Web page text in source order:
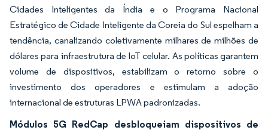
Cidades Inteligentes da Índia e o Programa Nacional
Estratégico de Cidade Inteligente da Coreia do Sul espelham a
tendência, canalizando coletivamente milhares de milhões de
dólares para infraestrutura de IoT celular. As políticas garantem
volume de dispositivos, estabilizam o retorno sobre o
investimento dos operadores e estimulam a adoção
internacional de estruturas LPWA padronizadas.
Módulos 5G RedCap desbloqueiam dispositivos de